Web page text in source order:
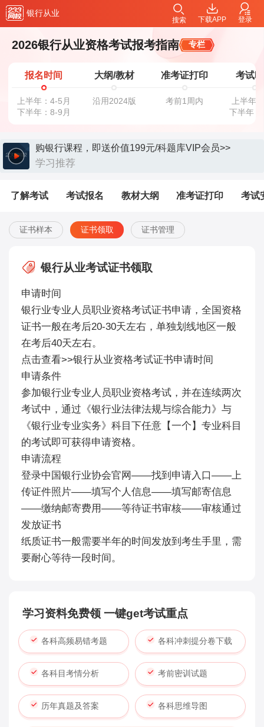
银行从业
下载APP 登录
搜索
2026银行从业资格考试报考指南 专栏
报名时间
上半年：4-5月
下半年：8-9月
大纲/教材
沿用2024版
准考证打印
考前1周内
考试
上半年
下半年
购银行课程，即送价值199元/科题库VIP会员>>
学习推荐
了解考试 考试报名 教材大纲 准考证打印 考试
证书样本 证书领取 证书管理
银行从业考试证书领取
申请时间
银行业专业人员职业资格考试证书申请，全国资格
证书一般在考后20-30天左右，单独划线地区一般
在考后40天左右。
点击查看>>银行从业资格考试证书申请时间
申请条件
参加银行业专业人员职业资格考试，并在连续两次
考试中，通过《银行业法律法规与综合能力》与
《银行业专业实务》科目下任意【一个】专业科目
的考试即可获得申请资格。
申请流程
登录中国银行业协会官网——找到申请入口——上
传证件照片——填写个人信息——填写邮寄信息
——缴纳邮寄费用——等待证书审核——审核通过
发放证书
纸质证书一般需要半年的时间发放到考生手里，需
要耐心等待一段时间。
学习资料免费领 一键get考试重点
各科高频易错考题 各科冲刺提分卷下载
各科目考情分析 考前密训试题
历年真题及答案 各科思维导图